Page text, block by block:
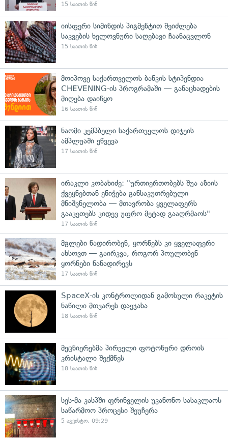
15 საათის წინ
იისფერი სიმინდის პიგმენტით შეიძლება
საკვების ხელოვნური საღებავი ჩაანაცვლონ
15 საათის წინ
მოიპოვე საქართველოს ბანკის სტიპენდია
CHEVENING-ის პროგრამაში — განაცხადების
მიღება დაიწყო
16 საათის წინ
ნაომი კემპბელი საქართველოს დიჯეის
ამპლუაში ეწვევა
17 საათის წინ
ირაკლი კობახიძე: "ურთიერთობებს შუა აზიის
ქვეყნებთან ენიჭება განსაკუთრებული
მნიშვნელობა — მთავრობა ყველაფერს
გააკეთებს კიდევ უფრო მეტად გააღრმაოს"
17 საათის წინ
მგლები ნადირობენ, ყორნებს კი ყველაფერი
ახსოვთ — გაირკვა, როგორ პოულობენ
ყორნები ნანადირევს
17 საათის წინ
SpaceX-ის კონტროლიდან გამოსული რაკეტის
ნაწილი მთვარეს დაეჯახა
18 საათის წინ
მეცნიერებმა პირველი ფოტონური დროის
კრისტალი შექმნეს
18 საათის წინ
სეს-მა კასპში ფრინველის უკანონო სასაკლაოს
საწარმოო პროცესი შეუჩერა
5 აგვისტო, 09:29